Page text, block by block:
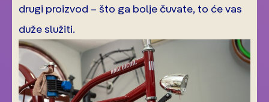
drugi proizvod – što ga bolje čuvate, to će vas
duže služiti.